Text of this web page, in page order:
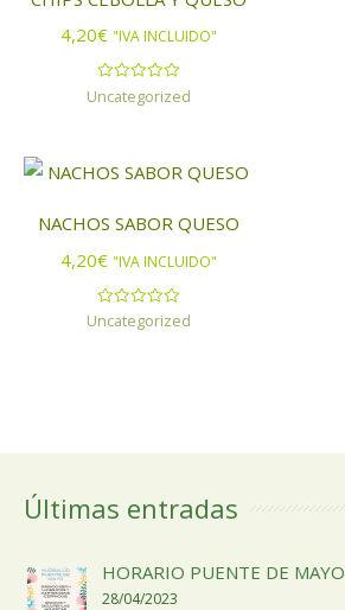
4,20€ "IVA INCLUIDO"
Valorado
con
Uncategorized
NACHOS SABOR QUESO
4,20€ "IVA INCLUIDO"
Valorado
Uncategorized
Últimas entradas
HORARIO PUENTE DE MAYO
28/04/2023